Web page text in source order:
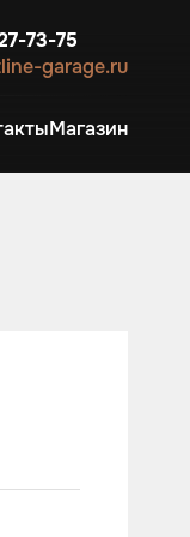
73-75
garage.ru
Магазин